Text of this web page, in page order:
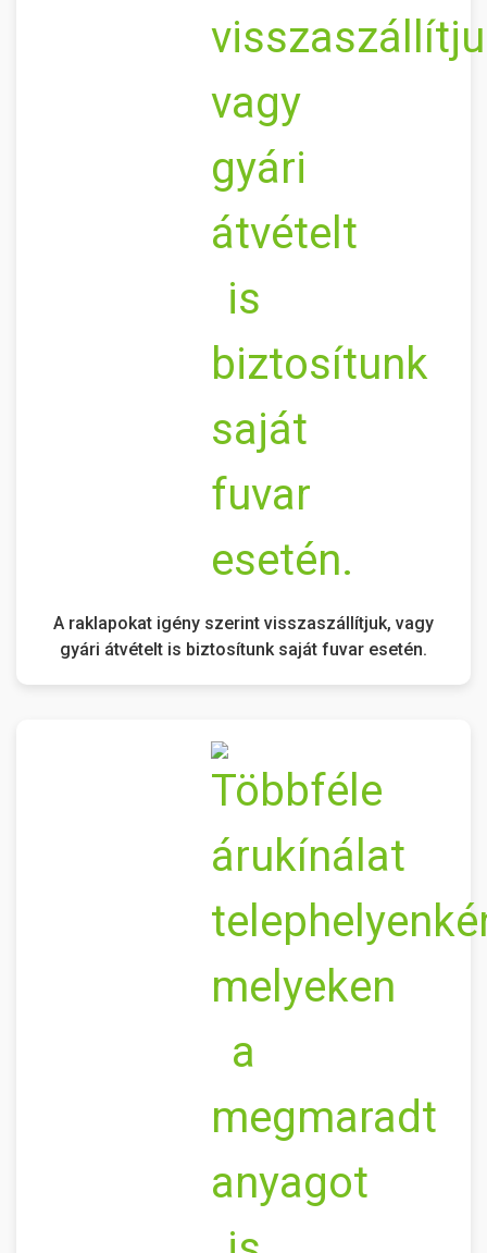
A raklapokat igény szerint visszaszállítjuk, vagy
gyári átvételt is biztosítunk saját fuvar esetén.